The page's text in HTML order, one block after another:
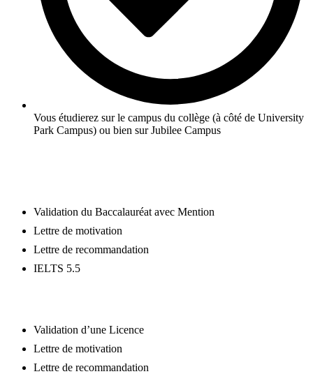
Vous étudierez sur le campus du collège (à côté de University
Park Campus) ou bien sur Jubilee Campus
Validation du Baccalauréat avec Mention
Lettre de motivation
Lettre de recommandation
IELTS 5.5
Validation d’une Licence
Lettre de motivation
Lettre de recommandation